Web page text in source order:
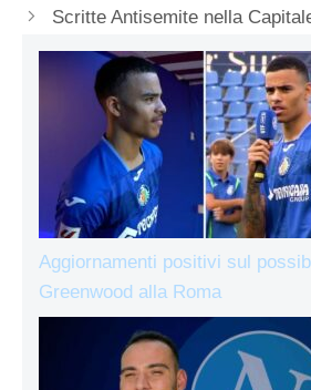
Scritte Antisemite nella
Aggiornamenti positivi sul
Greenwood alla Roma